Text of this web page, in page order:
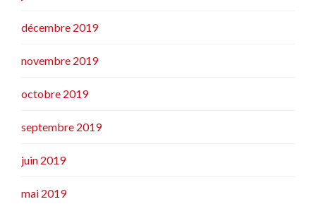
décembre 2019
novembre 2019
octobre 2019
septembre 2019
juin 2019
mai 2019